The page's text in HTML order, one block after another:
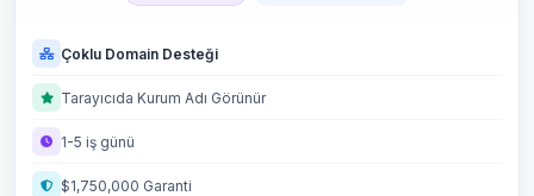
Çoklu Domain Desteği
Tarayıcıda Kurum Adı Görünür
1-5 iş günü
$1,750,000 Garanti